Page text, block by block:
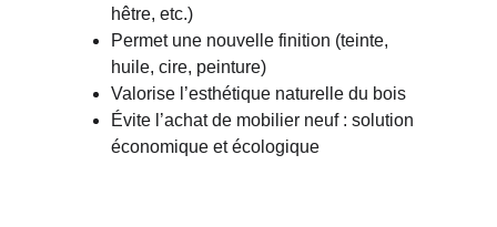
hêtre, etc.)
Permet une nouvelle finition (teinte,
huile, cire, peinture)
Valorise l’esthétique naturelle du bois
Évite l’achat de mobilier neuf : solution
économique et écologique